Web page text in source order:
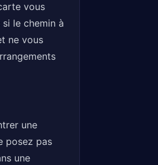
vous
le chemin à
ne vous
une
posez pas
une